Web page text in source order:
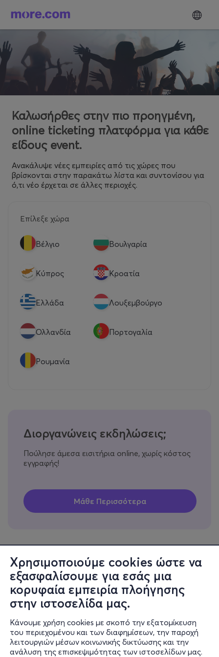
Χρησιμοποιούμε cookies ώστε να
εξασφαλίσουμε για εσάς μια
κορυφαία εμπειρία πλοήγησης
στην ιστοσελίδα μας.
Κάνουμε χρήση cookies με σκοπό την εξατομίκευση
του περιεχομένου και των διαφημίσεων, την παροχή
λειτουργιών μέσων κοινωνικής δικτύωσης και την
ανάλυση της επισκεψιμότητας των ιστοσελίδων μας.
Καλωσήρθες στην πιο προηγμένη,
online ticketing πλατφόρμα για κάθε
είδους event.
Ανακάλυψε νέες εμπειρίες από τις χώρες που
βρίσκονται στην παρακάτω λίστα και συντονίσου για
ό,τι νέο έρχεται σε άλλες περιοχές.
Επίλεξε χώρα
Βέλγιο Βουλγαρία
Κύπρος Κροατία
Eλλάδα Λουξεμβούργο
Ολλανδία Πορτογαλία
Ρουμανία
Διοργανώνεις εκδηλώσεις;
Πούλησε άμεσα εισιτήρια online, χωρίς κόστος
εγγραφής!
Πληροφορίες
Υποστήριξη
Stay Connected